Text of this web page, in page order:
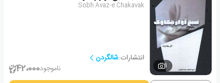
1
Sobh Avaz-e Chakavak
انتشارات:شالگردن
ناموجود42،000